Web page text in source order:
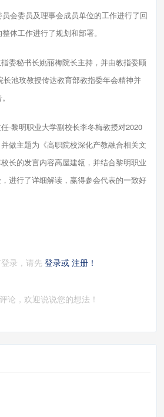
会委员及理事会成员单位的工作进行了回
体工作进行了规划和部署。
委秘书长姚丽梅院长主持，并由教指委顾
长池玫教授传达教育部教指委年会精神并
-黎明职业大学副校长李冬梅教授对2020
做主题为《高职院校深化产教融合相关文
长的发言内容高屋建瓴，并结合黎明职业
进行了详细解读，赢得参会代表的一致好
录，请先 登录或 注册！
论，欢迎说说您的想法！